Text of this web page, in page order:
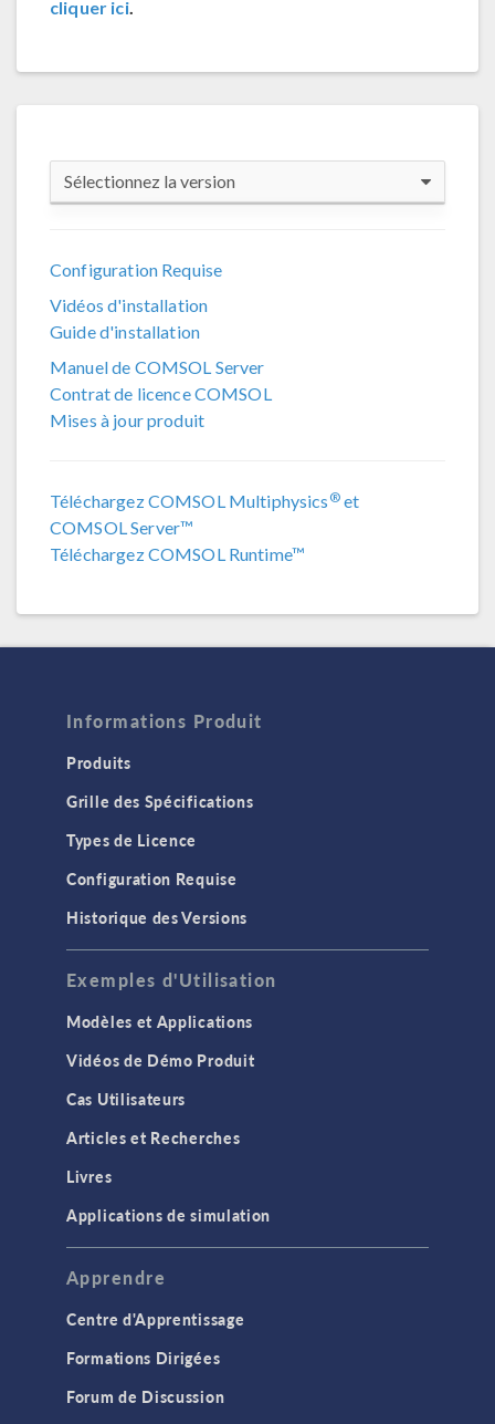
cliquer ici.
Sélectionnez la version
COMSOL 6.3
COMSOL 6.2 Update 4
COMSOL 6.2 Update 3
COMSOL 6.1
COMSOL 5.5
COMSOL 5.3a
Configuration Requise
Vidéos d'installation
Guide d'installation
Manuel de COMSOL Server
Contrat de licence COMSOL
Mises à jour produit
Téléchargez COMSOL Multiphysics ®et
COMSOL Server™
Téléchargez COMSOL Runtime™
Informations Produit
Produits
Grille des Spécifications
Types de Licence
Configuration Requise
Historique des Versions
Exemples d'Utilisation
Modèles et Applications
Vidéos de Démo Produit
Cas Utilisateurs
Articles et Recherches
Livres
Applications de simulation
Apprendre
Centre d'Apprentissage
Formations Dirigées
Forum de Discussion